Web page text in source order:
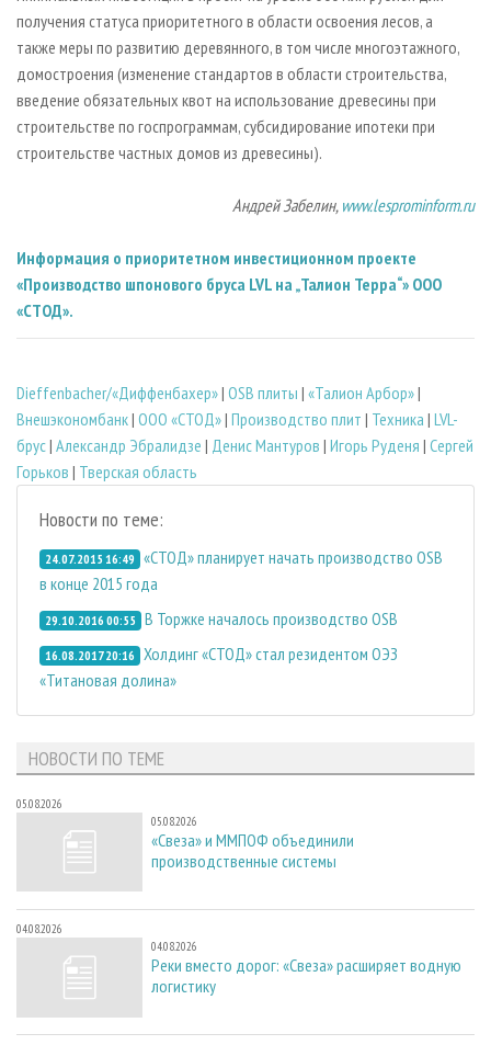
получения статуса приоритетного в области освоения лесов, а
также меры по развитию деревянного, в том числе многоэтажного,
домостроения (изменение стандартов в области строительства,
введение обязательных квот на использование древесины при
строительстве по госпрограммам, субсидирование ипотеки при
строительстве частных домов из древесины).
Андрей Забелин, www.lesprominform.ru
Информация о приоритетном инвестиционном проекте
«Производство шпонового бруса LVL на „Талион Терра“» ООО
«СТОД».
Dieffenbacher/«Диффенбахер»| OSB плиты | «Талион Арбор»|
Внешэкономбанк| ООО «СТОД»| Производство плит | Техника | LVL-
брус| Александр Эбралидзе | Денис Мантуров | Игорь Руденя | Сергей
Горьков | Тверская область
Новости по теме:
24.07.2015 16:49 «СТОД» планирует начать производство OSB
в конце 2015 года
29.10.2016 00:55 В Торжке началось производство OSB
16.08.2017 20:16 Холдинг «СТОД» стал резидентом ОЭЗ
«Титановая долина»
НОВОСТИ ПО ТЕМЕ
05.08.2026
05.08.2026
«Свеза» и ММПОФ объединили
производственные системы
04.08.2026
04.08.2026
Реки вместо дорог: «Свеза» расширяет водную
логистику